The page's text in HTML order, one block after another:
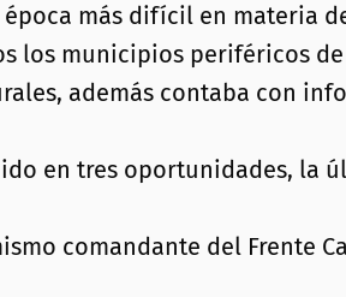
más difícil en materia
los municipios periféricos
además contaba con
en tres oportunidades, la
comandante del Frente